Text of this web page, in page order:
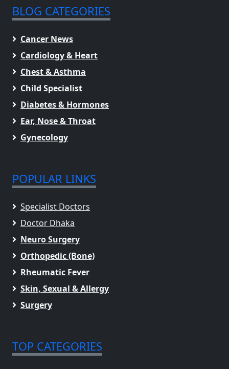
BLOG CATEGORIES
Cancer News
Cardiology & Heart
Chest & Asthma
Child Specialist
Diabetes & Hormones
Ear, Nose & Throat
Gynecology
POPULAR LINKS
Specialist Doctors
Doctor Dhaka
Neuro Surgery
Orthopedic (Bone)
Rheumatic Fever
Skin, Sexual & Allergy
Surgery
TOP CATEGORIES